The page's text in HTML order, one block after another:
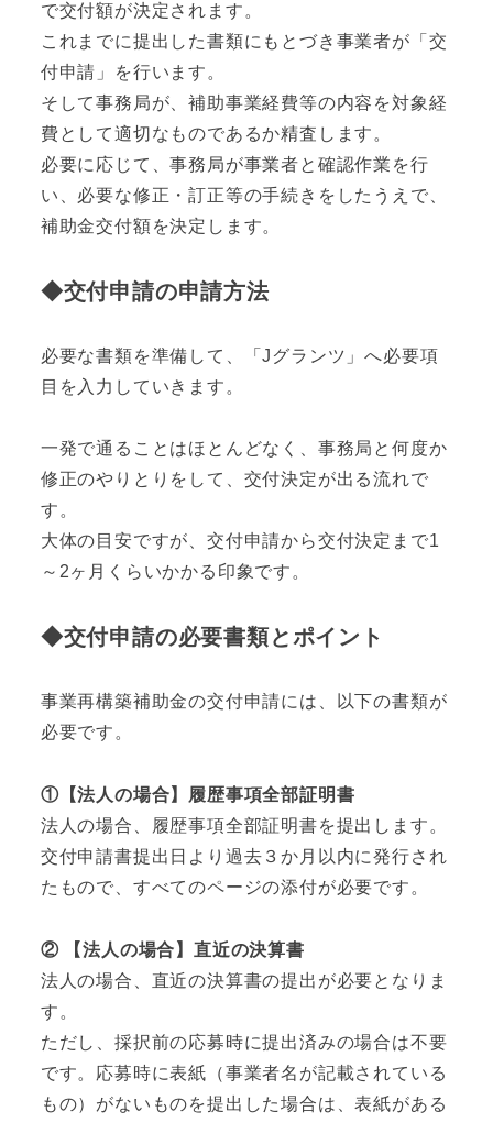
で交付額が決定されます。
これまでに提出した書類にもとづき事業者が「交
付申請」を行います。
そして事務局が、補助事業経費等の内容を対象経
費として適切なものであるか精査します。
必要に応じて、事務局が事業者と確認作業を行
い、必要な修正・訂正等の手続きをしたうえで、
補助金交付額を決定します。
◆交付申請の申請方法
必要な書類を準備して、「Jグランツ」へ必要項
目を入力していきます。
一発で通ることはほとんどなく、事務局と何度か
修正のやりとりをして、交付決定が出る流れで
す。
大体の目安ですが、交付申請から交付決定まで1
～2ヶ月くらいかかる印象です。
◆交付申請の必要書類とポイント
事業再構築補助金の交付申請には、以下の書類が
必要です。
①【法人の場合】履歴事項全部証明書
法人の場合、履歴事項全部証明書を提出します。
交付申請書提出日より過去３か月以内に発行され
たもので、すべてのページの添付が必要です。
② 【法人の場合】直近の決算書
法人の場合、直近の決算書の提出が必要となりま
す。
ただし、採択前の応募時に提出済みの場合は不要
です。応募時に表紙（事業者名が記載されている
もの）がないものを提出した場合は、表紙がある